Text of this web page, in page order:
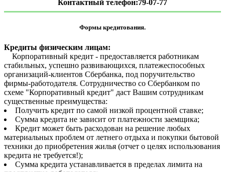
Контактный телефон:79-07-77
Формы кредитования.
Кредиты физическим лицам:
Корпоративный кредит - предоставляется работникам
стабильных, успешно развивающихся, платежеспособных
организаций-клиентов Сбербанка, под поручительство
фирмы-работодателя. Сотрудничество со Сбербанком по
схеме "Корпоративный кредит" даст Вашим сотрудникам
существенные преимущества:
Получить кредит по самой низкой процентной ставке;
Сумма кредита не зависит от платежности заемщика;
Кредит может быть расходован на решение любых
материальных проблем от летнего отдыха и покупки бытовой
техники до приобретения жилья (отчет о целях использования
кредита не требуется!);
Сумма кредита устанавливается в пределах лимита на